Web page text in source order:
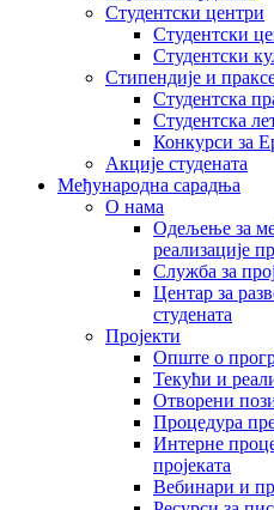
Студентски центри
Студентски
Студентски
Стипендије и
Студентска
Студентска
Конкурси за
Акције студената
Међународна сарадња
О нама
Одељење за
реализације
Служба за
Центар за
студената
Пројекти
Опште о
Текући и
Отворени
Процедура
Интерне
пројеката
Вебинари и